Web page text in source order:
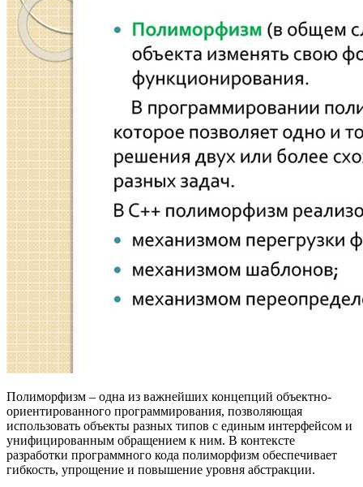
Полиморфизм – одна из важнейших концепций объектно-
ориентированного программирования, позволяющая
использовать объекты разных типов с единым интерфейсом и
унифицированным обращением к ним. В контексте
разработки программного кода полиморфизм обеспечивает
гибкость, упрощение и повышение уровня абстракции.